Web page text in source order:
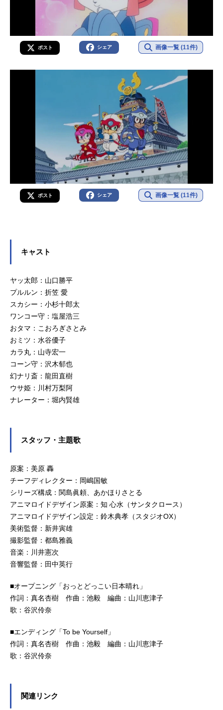
ポスト シェア 画像一覧 (11件)
ポスト シェア 画像一覧 (11件)
キャスト
ヤッ太郎：山口勝平
プルルン：折笠 愛
スカシー：小杉十郎太
ワンコー守：塩屋浩三
おタマ：こおろぎさとみ
おミツ：水谷優子
カラ丸：山寺宏一
コーン守：沢木郁也
幻ナリ斎：龍田直樹
ウサ姫：川村万梨阿
ナレーター：堀内賢雄
スタッフ・主題歌
原案：美原 轟
チーフディレクター：岡嶋国敏
シリーズ構成：関島眞頼、あかほりさとる
アニマロイドデザイン原案：知 心水（サンタクロース）
アニマロイドデザイン設定：鈴木典孝（スタジオOX）
美術監督：新井寅雄
撮影監督：都島雅義
音楽：川井憲次
音響監督：田中英行
■オープニング「おっとどっこい日本晴れ」
作詞：真名杏樹 作曲：池毅 編曲：山川恵津子
歌：谷沢伶奈
■エンディング「To be Yourself」
作詞：真名杏樹 作曲：池毅 編曲：山川恵津子
歌：谷沢伶奈
関連リンク